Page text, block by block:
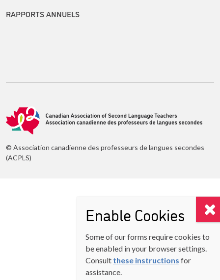
RAPPORTS ANNUELS
© Association canadienne des professeurs de langues secondes
(ACPLS)
Enable Cookies
Some of our forms require cookies to
be enabled in your browser settings.
Consult these instructions for
assistance.